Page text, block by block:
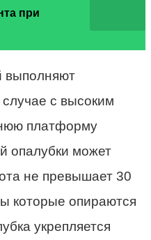
при
выполняют
с высоким
платформу
опалубки может
не превышает 30
которые опираются
укрепляется